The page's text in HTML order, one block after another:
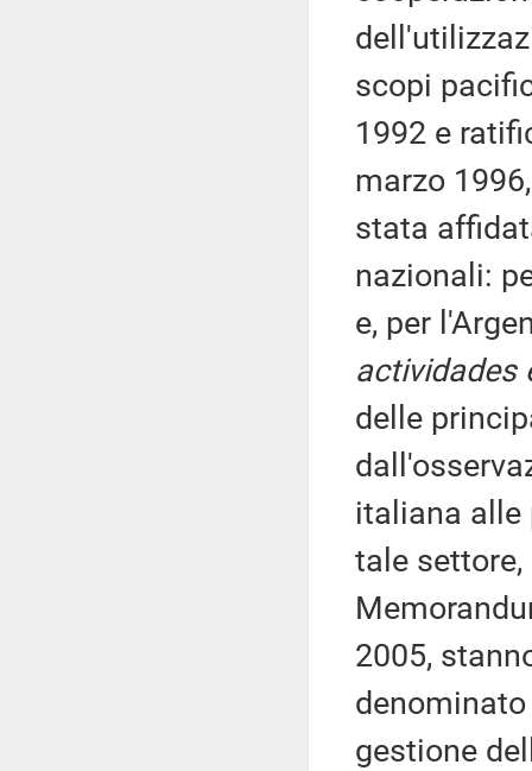
scopi
1992 e
marzo
stata
nazionali:
e, per
actividades
delle
italiana alle
tale settore,
2005,
gestione